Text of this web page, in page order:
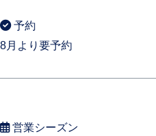
予約
8月より要予約
営業シーズン